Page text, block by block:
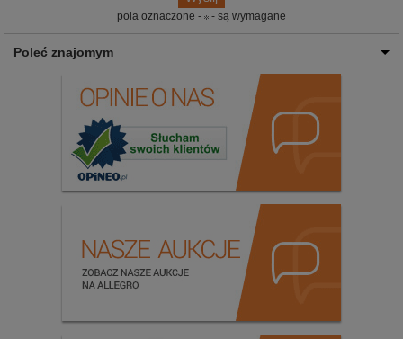
pola oznaczone - - są wymagane
Poleć znajomym